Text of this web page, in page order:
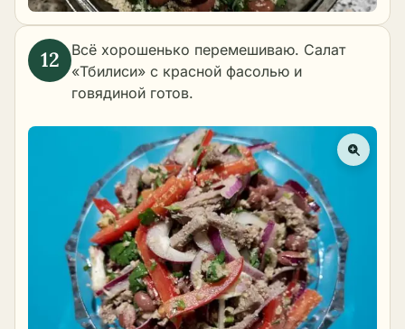
Всё хорошенько перемешиваю. Салат
«Тбилиси» с красной фасолью и
говядиной готов.